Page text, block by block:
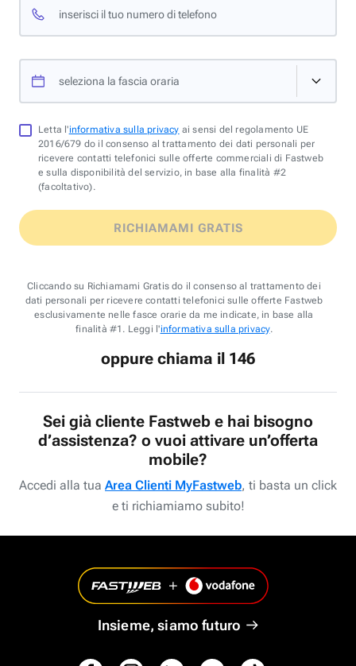
inserisci il tuo numero di telefono
seleziona la fascia oraria
Letta l'informativa sulla privacy ai sensi del regolamento UE
2016/679 do il consenso al trattamento dei dati personali per
ricevere contatti telefonici sulle offerte commerciali di Fastweb
e sulla disponibilità del servizio, in base alla finalità #2
(facoltativo).
RICHIAMAMI GRATIS
Cliccando su Richiamami Gratis do il consenso al trattamento dei
dati personali per ricevere contatti telefonici sulle offerte Fastweb
esclusivamente nelle fasce orarie da me indicate, in base alla
finalità #1. Leggi l'informativa sulla privacy.
oppure chiama il 146
Sei già cliente Fastweb e hai bisogno
d’assistenza? o vuoi attivare un’offerta
mobile?
Accedi alla tua Area Clienti MyFastweb, ti basta un click
e ti richiamiamo subito!
Insieme, siamo futuro